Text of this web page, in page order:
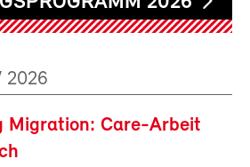
2026
Migration: Care-Arbeit